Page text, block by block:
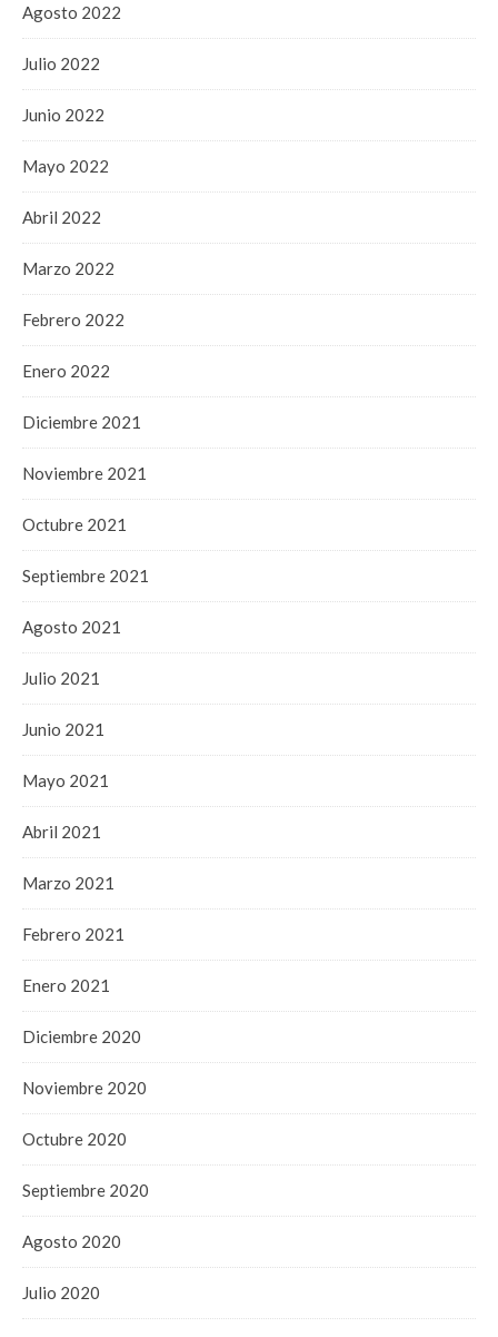
Agosto 2022
Julio 2022
Junio 2022
Mayo 2022
Abril 2022
Marzo 2022
Febrero 2022
Enero 2022
Diciembre 2021
Noviembre 2021
Octubre 2021
Septiembre 2021
Agosto 2021
Julio 2021
Junio 2021
Mayo 2021
Abril 2021
Marzo 2021
Febrero 2021
Enero 2021
Diciembre 2020
Noviembre 2020
Octubre 2020
Septiembre 2020
Agosto 2020
Julio 2020